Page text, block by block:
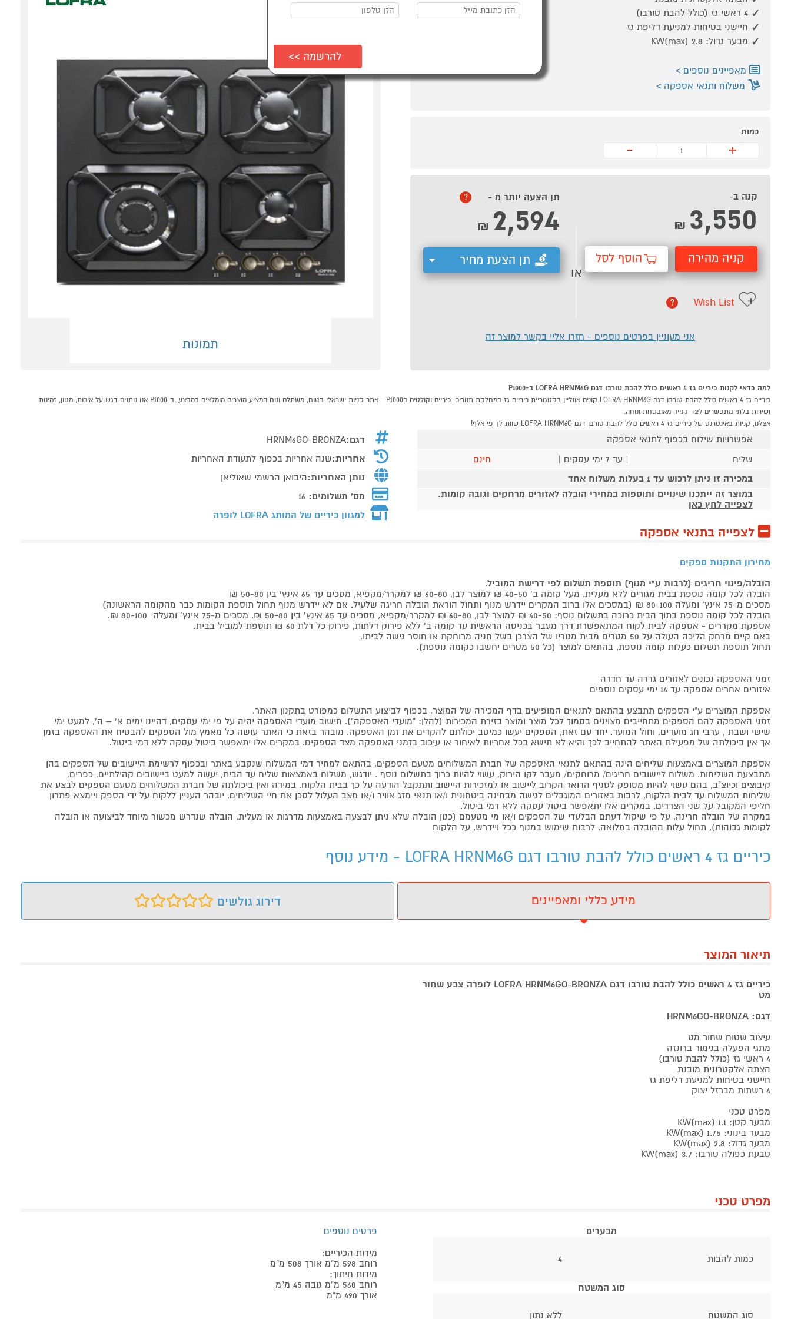
תמונות
4 ראשי גז (כולל להבת טורבו)
חיישני בטיחות למניעת דליפת גז
מבער גדול: 2.8 KW(max)
מאפיינים נוספים
משלוח ותנאי אספקה
כמות
+
-
קנה ב-
3,550
₪
קניה מהירה הוסף לסל
תן הצעה יותר מ - ?
2,594
₪
תן הצעת מחיר
או
Wish List
?
אני מעוניין בפרטים נוספים - חזרו אליי בקשר למוצר זה
למה כדאי לקנות כיריים גז 4 ראשים כולל להבת טורבו דגם LOFRA HRNM6G ב-P1000
כיריים גז 4 ראשים כולל להבת טורבו דגם LOFRA HRNM6G קונים אונליין בקטגוריית כיריים גז במחלקת תנורים, כיריים וקולטים בP1000 - אתר קניות ישראלי בטוח, משתלם ונוח המציע מוצרים מומלצים במבצע. ב-P1000 אנו נותנים דגש על איכות, מגוון, זמינות
ושירות בלתי מתפשרים לצד קנייה מאובטחת ונוחה.
אצלנו, קניות באינטרנט של כיריים גז 4 ראשים כולל להבת טורבו דגם LOFRA HRNM6G שוות לך פי אלף!
אפשרויות שילוח בכפוף לתנאי אספקה
שליח
| עד 7 ימי עסקים |
חינם
במכירה זו ניתן לרכוש עד 1 בעלות משלוח אחד
במוצר זה ייתכנו שינויים ותוספות במחירי הובלה לאזורים מרחקים וגובה קומות.
לצפייה לחץ כאן
דגם:HRNM6GO-BRONZA
אחריות:שנה אחריות בכפוף לתעודת האחריות
נותן האחריות:היבואן הרשמי שאוליאן
מס' תשלומים: 16
למגוון כיריים של המותג LOFRA לופרה
לצפייה בתנאי אספקה
מחירון התקנות ספקים
הובלה/פינוי חריגים (לרבות ע"י מנוף) תוספת תשלום לפי דרישת המוביל.
הובלה לכל קומה נוספת בבית מגורים ללא מעלית. מעל קומה ב' 40-50 ₪ למוצר לבן, 60-80 ₪ למקרר/מקפיא, מסכים עד 65 אינץ' בין 50-80 ₪
מסכים מ-75 אינץ' ומעלה 80-100 ₪ (במסכים אלו ברוב המקרים יידרש מנוף ותחול הוראת הובלה חריגה שלעיל. אם לא יידרש מנוף תחול תוספת הקומות כבר מהקומה הראשונה)
הובלה לכל קומה נוספת בתוך הבית כרוכה בתשלום נוסף: 40-50 ₪ למוצר לבן, 60-80 ₪ למקרר/מקפיא, מסכים עד 65 אינץ' בין 50-80 ₪, מסכים מ-75 אינץ' ומעלה 80-100 ₪.
אספקת מקררים - אספקה לבית לקוח המתאפשרת דרך מעבר בכניסה הראשית עד קומה ב' ללא פירוק דלתות, פירוק כל דלת 60 ₪ תוספת למוביל בבית.
באם קיים מרחק הליכה העולה על 50 מטרים מבית מגוריו של הצרכן בשל חניה מרוחקת או חוסר גישה לביתו,
תחול תוספת תשלום כעלות קומה נוספת, בהתאם למוצר (כל 50 מטרים יחשבו כקומה נוספת).
זמני האספקה נכונים לאזורים גדרה עד חדרה
איזורים אחרים אספקה עד 14 ימי עסקים נוספים
אספקת המוצרים ע"י הספקים תתבצע בהתאם לתנאים המופיעים בדף המכירה של המוצר, בכפוף לביצוע התשלום כמפורט בתקנון האתר.
זמני האספקה להם הספקים מתחייבים מצוינים בסמוך לכל מוצר ומוצר בזירת המכירות (להלן: "מועדי האספקה"). חישוב מועדי האספקה יהיה על פי ימי עסקים, דהיינו ימים א' – ה', למעט ימי
שישי ושבת , ערבי חג מועדים, וחול המועד. יחד עם זאת, הספקים יעשו כמיטב יכולתם להקדים את זמן האספקה. מובהר בזאת כי האתר עושה כל מאמץ מול הספקים להבטיח את האספקה בזמן
אך אין ביכולתה של מפעילת האתר להתחייב לכך והיא לא תישא בכל אחריות לאיחור או עיכוב בזמני האספקה מצד הספקים. במקרים אלו יתאפשר ביטול עסקה ללא דמי ביטול.
אספקת המוצרים באמצעות שליחים הינה בהתאם לתנאי האספקה של חברת המשלוחים מטעם הספקים, בהתאם למחיר דמי המשלוח שנקבע באתר ובכפוף לרשימת היישובים של הספקים בהן
מתבצעת השליחות. משלוח ליישובים חריגים/ מרוחקים/ מעבר לקו הירוק, עשוי להיות כרוך בתשלום נוסף . יודגש, משלוח באמצאות שליח עד הבית, יעשה למעט ביישובים קהילתיים, כפרים,
קיבוצים וכיוצ"ב, בהם עשוי להיות מסופק לסניף הדואר הקרוב ליישוב או למזכירות היישוב ותתקבל הודעה על כך בבית הלקוח. במידה ואין ביכולתה של חברת המשלוחים מטעם הספקים לבצע את
שליחות המשלוח עד לבית הלקוח, לרבות באזורים המוגבלים לגישה מבחינה ביטחונית ו/או תנאי מזג אוויר ו/או מצב העלול לסכן את חיי השליחים, יובהר העניין ללקוח על ידי הספק ויימצא פתרון
חליפי המקובל על שני הצדדים. במקרים אלו יתאפשר ביטול עסקה ללא דמי ביטול.
במקרה של הובלה חריגה, על פי שיקול דעתם הבלעדי של הספקים ו/או מי מטעמם (כגון הובלה שלא ניתן לבצעה באמצעות מדרגות או מעלית, הובלה שנדרש מכשור מיוחד לביצועה או הובלה
לקומות גבוהות), תחול עלות ההובלה במלואה, לרבות שימוש במנוף ככל ויידרש, על הלקוח
כיריים גז 4 ראשים כולל להבת טורבו דגם LOFRA HRNM6G - מידע נוסף
מידע כללי ומאפיינים דירוג גולשים
תיאור המוצר
כיריים גז 4 ראשים כולל להבת טורבו דגם LOFRA HRNM6GO-BRONZA לופרה צבע שחור
מט
דגם: HRNM6GO-BRONZA
עיצוב שטוח שחור מט
מתגי הפעלה בגימור ברונזה
4 ראשי גז (כולל להבת טורבו)
הצתה אלקטרונית מובנת
חיישני בטיחות למניעת דליפת גז
4 רשתות מברזל יצוק
מפרט טכני
מבער קטן: 1.1 KW(max)
מבער בינוני: 1.75 KW(max)
מבער גדול: 2.8 KW(max)
טבעת כפולה טורבו: 3.7 KW(max)
מפרט טכני
מבערים
כמות להבות 4
סוג המשטח
סוג המשטח ללא נתון
פרטים נוספים
מידות הכיריים:
רוחב 598 מ"מ אורך 508 מ"מ
מידות חיתוך:
רוחב 560 מ"מ גובה 45 מ"מ
אורך 490 מ"מ